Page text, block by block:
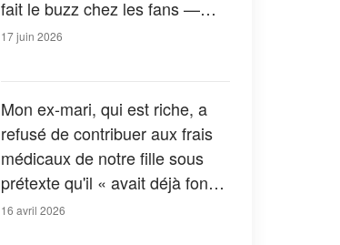
fait le buzz chez les fans —
Des photos de leur enfance à
17 juin 2026
Mon ex-mari, qui est riche, a
refusé de contribuer aux frais
médicaux de notre fille sous
prétexte qu'il « avait déjà fondé
une nouvelle famille » – Mais le
16 avril 2026